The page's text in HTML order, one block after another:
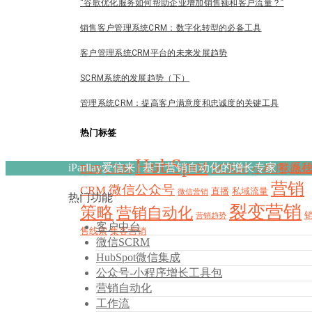
“谷歌优化服务如何帮助企业增加销售额和客户流量？”
销售客户管理系统CRM：数字化转型的必备工具
客户管理系统CRM平台的未来发展趋势
SCRM系统的发展趋势（下）
管理系统CRM：提高客户满意度和忠诚度的关键工具​
热门标签
B2B CRM HubSpotSCRM 小程序 微
CRM 微信公众号 微信营销 直播 私域流量 营销
策略 营销自动化 营销趋势 裂变营销 销
售线索 集客营销
iParllay爱信来 | 基于营销自动化的增长专家联系
热门功能
客户中台
微信SCRM
HubSpot微信集成
公众号-小程序增长工具包
营销自动化
工作流